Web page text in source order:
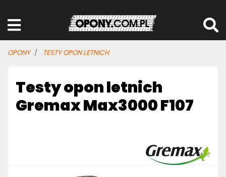
OPONY TESTY OPON LETNICH
Testy opon letnich
Gremax Max3000 F107